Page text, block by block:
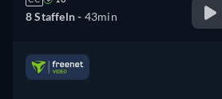
8 Staffeln - 43min